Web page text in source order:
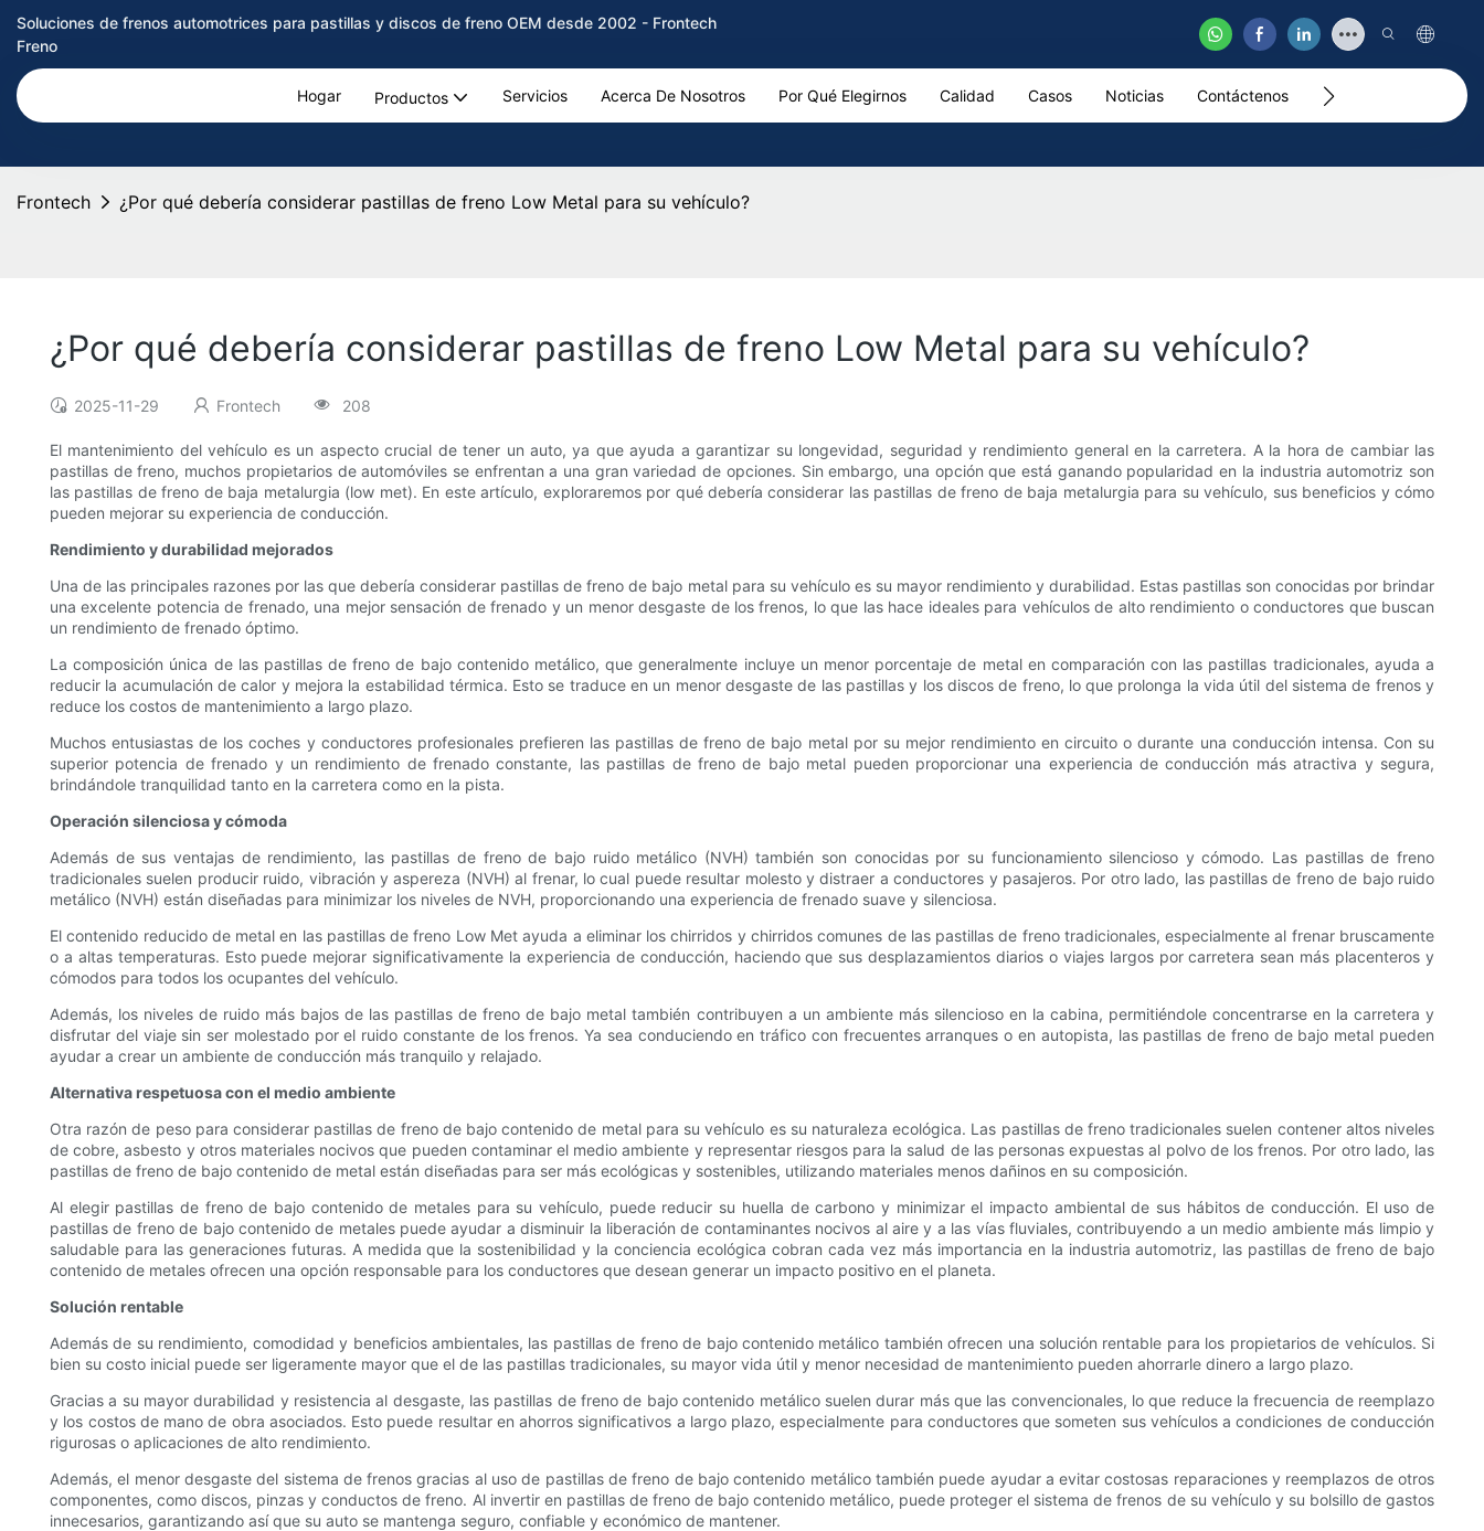
Soluciones de frenos automotrices para pastillas y discos de freno OEM desde 2002 - Frontech
Freno
Hogar Productos Servicios Acerca De Nosotros Por Qué Elegirnos Calidad Casos Noticias Contáctenos Video
Frontech ¿Por qué debería considerar pastillas de freno Low Metal para su vehículo?
¿Por qué debería considerar pastillas de freno Low Metal para su vehículo?
2025-11-29 Frontech 208
El mantenimiento del vehículo es un aspecto crucial de tener un auto, ya que ayuda a garantizar su longevidad, seguridad y rendimiento general en la carretera. A la hora de cambiar las
pastillas de freno, muchos propietarios de automóviles se enfrentan a una gran variedad de opciones. Sin embargo, una opción que está ganando popularidad en la industria automotriz son
las pastillas de freno de baja metalurgia (low met). En este artículo, exploraremos por qué debería considerar las pastillas de freno de baja metalurgia para su vehículo, sus beneficios y cómo
pueden mejorar su experiencia de conducción.
Rendimiento y durabilidad mejorados
Una de las principales razones por las que debería considerar pastillas de freno de bajo metal para su vehículo es su mayor rendimiento y durabilidad. Estas pastillas son conocidas por brindar
una excelente potencia de frenado, una mejor sensación de frenado y un menor desgaste de los frenos, lo que las hace ideales para vehículos de alto rendimiento o conductores que buscan
un rendimiento de frenado óptimo.
La composición única de las pastillas de freno de bajo contenido metálico, que generalmente incluye un menor porcentaje de metal en comparación con las pastillas tradicionales, ayuda a
reducir la acumulación de calor y mejora la estabilidad térmica. Esto se traduce en un menor desgaste de las pastillas y los discos de freno, lo que prolonga la vida útil del sistema de frenos y
reduce los costos de mantenimiento a largo plazo.
Muchos entusiastas de los coches y conductores profesionales prefieren las pastillas de freno de bajo metal por su mejor rendimiento en circuito o durante una conducción intensa. Con su
superior potencia de frenado y un rendimiento de frenado constante, las pastillas de freno de bajo metal pueden proporcionar una experiencia de conducción más atractiva y segura,
brindándole tranquilidad tanto en la carretera como en la pista.
Operación silenciosa y cómoda
Además de sus ventajas de rendimiento, las pastillas de freno de bajo ruido metálico (NVH) también son conocidas por su funcionamiento silencioso y cómodo. Las pastillas de freno
tradicionales suelen producir ruido, vibración y aspereza (NVH) al frenar, lo cual puede resultar molesto y distraer a conductores y pasajeros. Por otro lado, las pastillas de freno de bajo ruido
metálico (NVH) están diseñadas para minimizar los niveles de NVH, proporcionando una experiencia de frenado suave y silenciosa.
El contenido reducido de metal en las pastillas de freno Low Met ayuda a eliminar los chirridos y chirridos comunes de las pastillas de freno tradicionales, especialmente al frenar bruscamente
o a altas temperaturas. Esto puede mejorar significativamente la experiencia de conducción, haciendo que sus desplazamientos diarios o viajes largos por carretera sean más placenteros y
cómodos para todos los ocupantes del vehículo.
Además, los niveles de ruido más bajos de las pastillas de freno de bajo metal también contribuyen a un ambiente más silencioso en la cabina, permitiéndole concentrarse en la carretera y
disfrutar del viaje sin ser molestado por el ruido constante de los frenos. Ya sea conduciendo en tráfico con frecuentes arranques o en autopista, las pastillas de freno de bajo metal pueden
ayudar a crear un ambiente de conducción más tranquilo y relajado.
Alternativa respetuosa con el medio ambiente
Otra razón de peso para considerar pastillas de freno de bajo contenido de metal para su vehículo es su naturaleza ecológica. Las pastillas de freno tradicionales suelen contener altos niveles
de cobre, asbesto y otros materiales nocivos que pueden contaminar el medio ambiente y representar riesgos para la salud de las personas expuestas al polvo de los frenos. Por otro lado, las
pastillas de freno de bajo contenido de metal están diseñadas para ser más ecológicas y sostenibles, utilizando materiales menos dañinos en su composición.
Al elegir pastillas de freno de bajo contenido de metales para su vehículo, puede reducir su huella de carbono y minimizar el impacto ambiental de sus hábitos de conducción. El uso de
pastillas de freno de bajo contenido de metales puede ayudar a disminuir la liberación de contaminantes nocivos al aire y a las vías fluviales, contribuyendo a un medio ambiente más limpio y
saludable para las generaciones futuras. A medida que la sostenibilidad y la conciencia ecológica cobran cada vez más importancia en la industria automotriz, las pastillas de freno de bajo
contenido de metales ofrecen una opción responsable para los conductores que desean generar un impacto positivo en el planeta.
Solución rentable
Además de su rendimiento, comodidad y beneficios ambientales, las pastillas de freno de bajo contenido metálico también ofrecen una solución rentable para los propietarios de vehículos. Si
bien su costo inicial puede ser ligeramente mayor que el de las pastillas tradicionales, su mayor vida útil y menor necesidad de mantenimiento pueden ahorrarle dinero a largo plazo.
Gracias a su mayor durabilidad y resistencia al desgaste, las pastillas de freno de bajo contenido metálico suelen durar más que las convencionales, lo que reduce la frecuencia de reemplazo
y los costos de mano de obra asociados. Esto puede resultar en ahorros significativos a largo plazo, especialmente para conductores que someten sus vehículos a condiciones de conducción
rigurosas o aplicaciones de alto rendimiento.
Además, el menor desgaste del sistema de frenos gracias al uso de pastillas de freno de bajo contenido metálico también puede ayudar a evitar costosas reparaciones y reemplazos de otros
componentes, como discos, pinzas y conductos de freno. Al invertir en pastillas de freno de bajo contenido metálico, puede proteger el sistema de frenos de su vehículo y su bolsillo de gastos
innecesarios, garantizando así que su auto se mantenga seguro, confiable y económico de mantener.